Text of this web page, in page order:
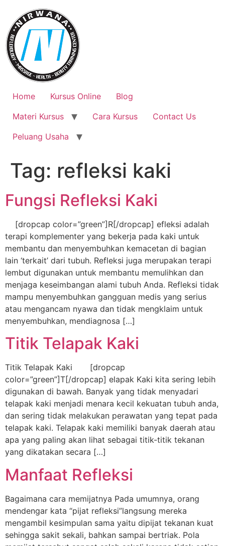
content
Home Kursus Online
Blog
Materi Kursus
Cara Kursus
Contact Us
Peluang Usaha
Tag: refleksi kaki
Fungsi Refleksi Kaki
[dropcap color=”green”]R[/dropcap] efleksi adalah
terapi komplementer yang bekerja pada kaki untuk
membantu dan menyembuhkan kemacetan di bagian
lain ‘terkait’ dari tubuh. Refleksi juga merupakan terapi
lembut digunakan untuk membantu memulihkan dan
menjaga keseimbangan alami tubuh Anda. Refleksi tidak
mampu menyembuhkan gangguan medis yang serius
atau mengancam nyawa dan tidak mengklaim untuk
menyembuhkan, mendiagnosa […]
Titik Telapak Kaki
Titik Telapak Kaki [dropcap
color=”green”]T[/dropcap] elapak Kaki kita sering lebih
digunakan di bawah. Banyak yang tidak menyadari
telapak kaki menjadi menara kecil kekuatan tubuh anda,
dan sering tidak melakukan perawatan yang tepat pada
telapak kaki. Telapak kaki memiliki banyak daerah atau
apa yang paling akan lihat sebagai titik-titik tekanan
yang dikatakan secara […]
Manfaat Refleksi
Bagaimana cara memijatnya Pada umumnya, orang
mendengar kata “pijat refleksi”langsung mereka
mengambil kesimpulan sama yaitu dipijat tekanan kuat
sehingga sakit sekali, bahkan sampai bertriak. Pola